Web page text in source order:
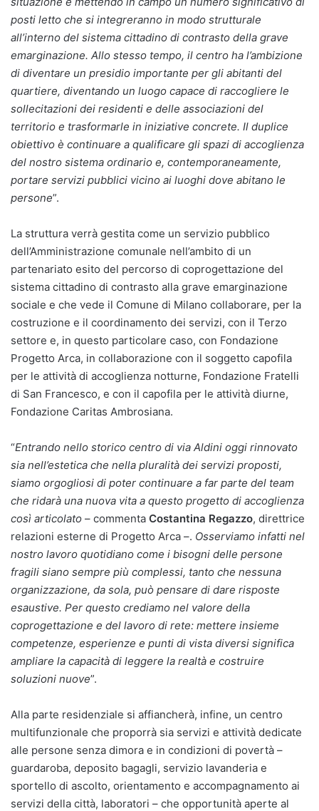
posti letto che si integreranno in modo strutturale
all’interno del sistema cittadino di contrasto della grave
emarginazione. Allo stesso tempo, il centro ha l’ambizione
di diventare un presidio importante per gli abitanti del
quartiere, diventando un luogo capace di raccogliere le
sollecitazioni dei residenti e delle associazioni del
territorio e trasformarle in iniziative concrete. Il duplice
obiettivo è continuare a qualificare gli spazi di accoglienza
del nostro sistema ordinario e, contemporaneamente,
portare servizi pubblici vicino ai luoghi dove abitano le
persone”.
La struttura verrà gestita come un servizio pubblico
dell’Amministrazione comunale nell’ambito di un
partenariato esito del percorso di coprogettazione del
sistema cittadino di contrasto alla grave emarginazione
sociale e che vede il Comune di Milano collaborare, per la
costruzione e il coordinamento dei servizi, con il Terzo
settore e, in questo particolare caso, con Fondazione
Progetto Arca, in collaborazione con il soggetto capofila
per le attività di accoglienza notturne, Fondazione Fratelli
di San Francesco, e con il capofila per le attività diurne,
Fondazione Caritas Ambrosiana.
“Entrando nello storico centro di via Aldini oggi rinnovato
sia nell’estetica che nella pluralità dei servizi proposti,
siamo orgogliosi di poter continuare a far parte del team
che ridarà una nuova vita a questo progetto di accoglienza
così articolato – commenta Costantina Regazzo, direttrice
relazioni esterne di Progetto Arca –. Osserviamo infatti nel
nostro lavoro quotidiano come i bisogni delle persone
fragili siano sempre più complessi, tanto che nessuna
organizzazione, da sola, può pensare di dare risposte
esaustive. Per questo crediamo nel valore della
coprogettazione e del lavoro di rete: mettere insieme
competenze, esperienze e punti di vista diversi significa
ampliare la capacità di leggere la realtà e costruire
soluzioni nuove”.
Alla parte residenziale si affiancherà, infine, un centro
multifunzionale che proporrà sia servizi e attività dedicate
alle persone senza dimora e in condizioni di povertà –
guardaroba, deposito bagagli, servizio lavanderia e
sportello di ascolto, orientamento e accompagnamento ai
servizi della città, laboratori – che opportunità aperte al